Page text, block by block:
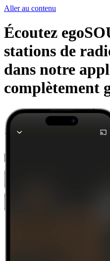
Aller au contenu
Écoutez
stations de
dans notre
complètement